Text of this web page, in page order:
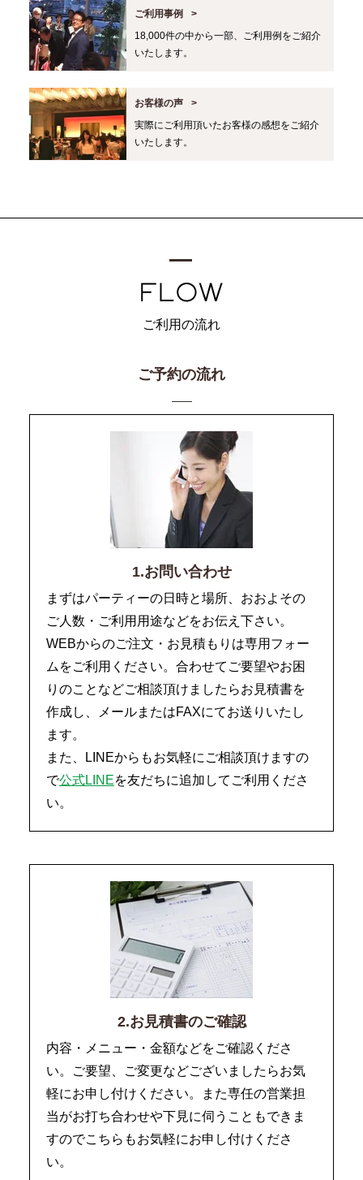
ご利用事例
18,000件の中から一部、ご利用例をご紹介
いたします。
お客様の声
実際にご利用頂いたお客様の感想をご紹介
いたします。
ご利用の流れ
ご予約の流れ
1.お問い合わせ
まずはパーティーの日時と場所、おおよその
ご人数・ご利用用途などをお伝え下さい。
WEBからのご注文・お見積もりは専用フォー
ムをご利用ください。合わせてご要望やお困
りのことなどご相談頂けましたらお見積書を
作成し、メールまたはFAXにてお送りいたし
ます。
また、LINEからもお気軽にご相談頂けますの
で公式LINEを友だちに追加してご利用くださ
い。
2.お見積書のご確認
内容・メニュー・金額などをご確認くださ
い。ご要望、ご変更などございましたらお気
軽にお申し付けください。また専任の営業担
当がお打ち合わせや下見に伺うこともできま
すのでこちらもお気軽にお申し付けくださ
い。